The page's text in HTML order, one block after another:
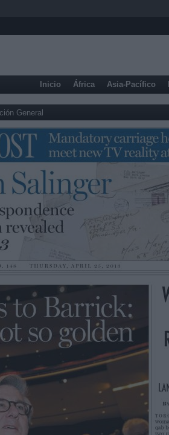
Inicio África Asia-Pacífico
General